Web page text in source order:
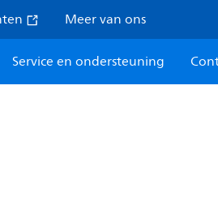
Meer van ons
Service en ondersteuning